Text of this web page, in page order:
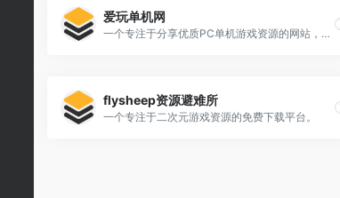
爱玩单机网
一个专注于分享优质PC单机游戏资源的网站，致力于为广大玩家打造一个便捷、安全、内容丰富的游戏下载平台。
flysheep资源避难所
一个专注于二次元游戏资源的免费下载平台。